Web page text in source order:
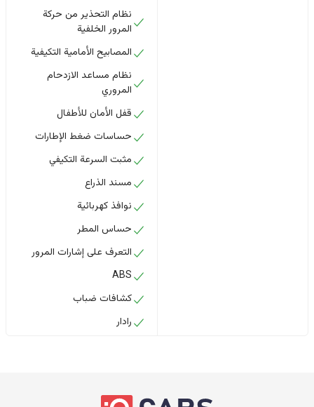
نظام التحذير من حركة
المرور الخلفية
المصابيح الأمامية التكيفية
نظام مساعد الازدحام
المروري
قفل الأمان للأطفال
حساسات ضغط الإطارات
مثبت السرعة التكيفي
مسند الذراع
نوافذ كهربائية
حساس المطر
التعرف على إشارات المرور
ABS
كشافات ضباب
رادار